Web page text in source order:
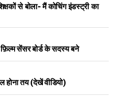
से बोला- मैं कोचिंग इंडस्ट्री का
सेंसर बोर्ड के सदस्य बने
होना तय (देखें वीडियो)